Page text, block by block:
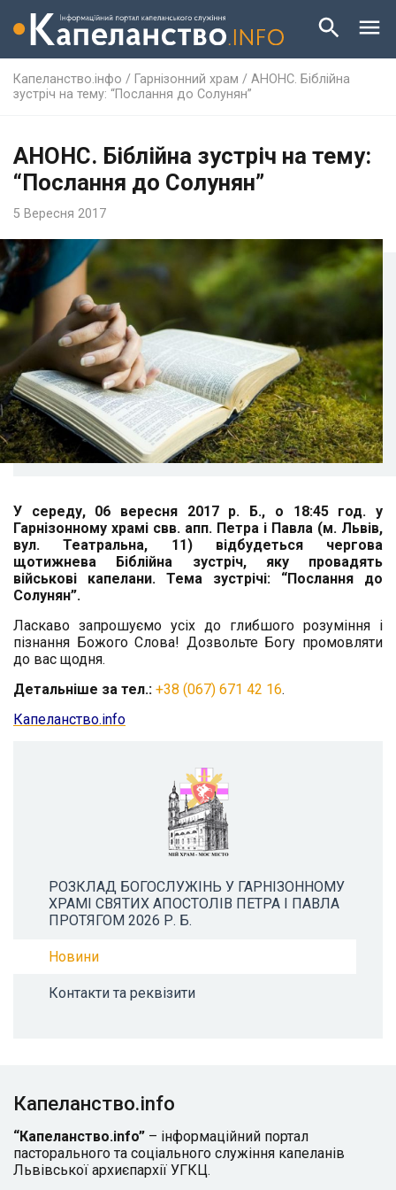
Капеланство.інфо / Гарнізонний храм / АНОНС. Біблійна
зустріч на тему: “Послання до Солунян”
АНОНС. Біблійна зустріч на тему:
“Послання до Солунян”
5 Вересня 2017
У середу, 06 вересня 2017 р. Б., о 18:45 год. у
Гарнізонному храмі свв. апп. Петра і Павла (м. Львів,
вул. Театральна, 11) відбудеться чергова
щотижнева Біблійна зустріч, яку провадять
військові капелани. Тема зустрічі: “Послання до
Солунян”.
Ласкаво запрошуємо усіх до глибшого розуміння і
пізнання Божого Слова! Дозвольте Богу промовляти
до вас щодня.
Детальніше за тел.: +38 (067) 671 42 16.
Капеланство.info
РОЗКЛАД БОГОСЛУЖІНЬ У ГАРНІЗОННОМУ
ХРАМІ СВЯТИХ АПОСТОЛІВ ПЕТРА І ПАВЛА
ПРОТЯГОМ 2026 Р. Б.
Новини
Контакти та реквізити
Капеланство.info
“Капеланство.info” – інформаційний портал
пасторального та соціального служіння капеланів
Львівської архиєпархії УГКЦ.